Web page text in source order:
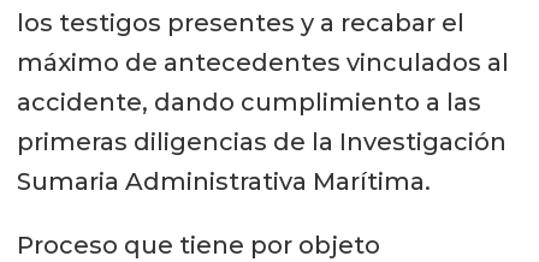
los testigos presentes y a recabar el
máximo de antecedentes vinculados al
accidente, dando cumplimiento a las
primeras diligencias de la Investigación
Sumaria Administrativa Marítima.
Proceso que tiene por objeto